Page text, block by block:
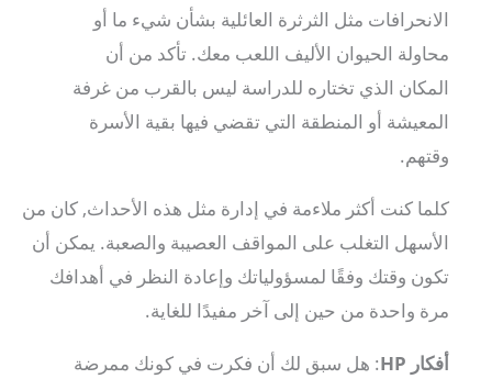
الانحرافات مثل الثرثرة العائلية بشأن شيء ما أو
محاولة الحيوان الأليف اللعب معك. تأكد من أن
المكان الذي تختاره للدراسة ليس بالقرب من غرفة
المعيشة أو المنطقة التي تقضي فيها بقية الأسرة
وقتهم.
كلما كنت أكثر ملاءمة في إدارة مثل هذه الأحداث, كان من
الأسهل التغلب على المواقف العصيبة والصعبة. يمكن أن
تكون وقتك وفقًا لمسؤولياتك وإعادة النظر في أهدافك
مرة واحدة من حين إلى آخر مفيدًا للغاية.
أفكار HP
: هل سبق لك أن فكرت في كونك ممرضة